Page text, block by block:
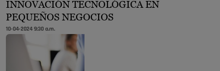
INNOVACIÓN TECNOLÓGICA EN
PEQUEÑOS NEGOCIOS
10-04-2024 9:30 a.m.